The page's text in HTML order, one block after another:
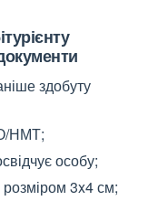
здобуту
НМТ;
особу;
розміром 3x4 см;